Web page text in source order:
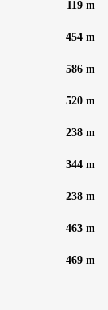
119 m
454 m
586 m
520 m
238 m
344 m
238 m
463 m
469 m